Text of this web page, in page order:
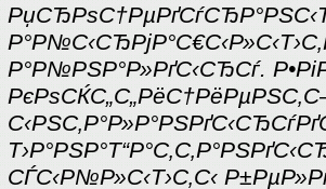
Р°Р№РЅР°Р»РґС‹СЂСѓ.
СЃС‹Р№Р»С‹Т›С‚С‹